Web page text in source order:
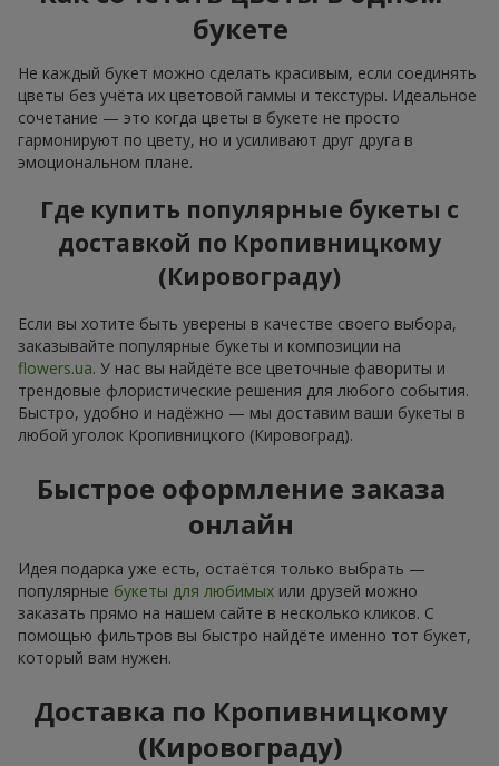
букете
Не каждый букет можно сделать красивым, если соединять
цветы без учёта их цветовой гаммы и текстуры. Идеальное
сочетание — это когда цветы в букете не просто
гармонируют по цвету, но и усиливают друг друга в
эмоциональном плане.
Где купить популярные букеты с
доставкой по Кропивницкому
(Кировограду)
Если вы хотите быть уверены в качестве своего выбора,
заказывайте популярные букеты и композиции на
flowers.ua. У нас вы найдёте все цветочные фавориты и
трендовые флористические решения для любого события.
Быстро, удобно и надёжно — мы доставим ваши букеты в
любой уголок Кропивницкого (Кировоград).
Быстрое оформление заказа
онлайн
Идея подарка уже есть, остаётся только выбрать —
популярные букеты для любимых или друзей можно
заказать прямо на нашем сайте в несколько кликов. С
помощью фильтров вы быстро найдёте именно тот букет,
который вам нужен.
Доставка по Кропивницкому
(Кировограду)